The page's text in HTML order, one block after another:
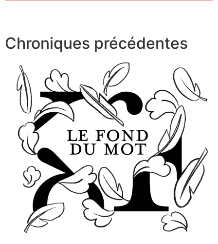
Chroniques précédentes